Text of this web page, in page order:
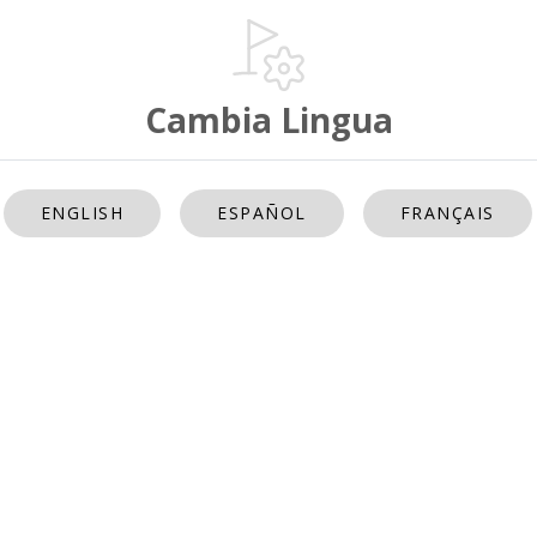
Cambia Lingua
ENGLISH ESPAÑOL FRANÇAIS